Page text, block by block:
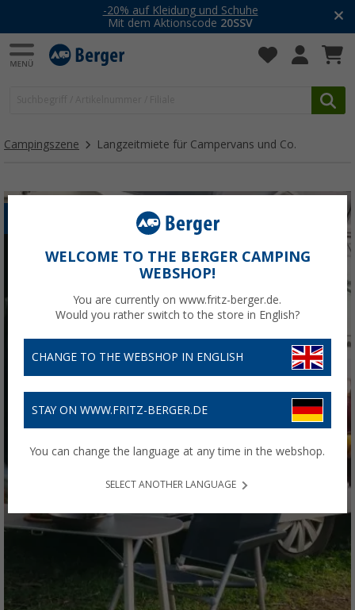
-20% auf Kleidung und Schuhe
Mit dem Aktionscode 20SSV
Campingszene Langzeitmiete für Campervans und Co.
WELCOME TO THE BERGER CAMPING
WEBSHOP!
You are currently on www.fritz-berger.de.
Would you rather switch to the store in English?
CHANGE TO THE WEBSHOP IN ENGLISH
STAY ON WWW.FRITZ-BERGER.DE
You can change the language at any time in the webshop.
SELECT ANOTHER LANGUAGE